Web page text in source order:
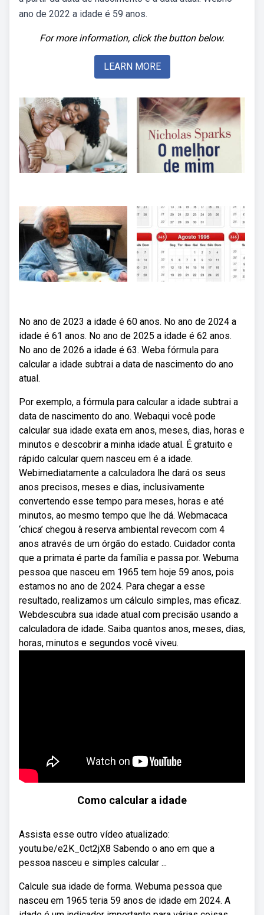
ano de 2022 a idade é 59 anos.
For more information, click the button below.
LEARN MORE
No ano de 2023 a idade é 60 anos. No ano de 2024 a
idade é 61 anos. No ano de 2025 a idade é 62 anos.
No ano de 2026 a idade é 63. Weba fórmula para
calcular a idade subtrai a data de nascimento do ano
atual.
Por exemplo, a fórmula para calcular a idade subtrai a
data de nascimento do ano. Webaqui você pode
calcular sua idade exata em anos, meses, dias, horas e
minutos e descobrir a minha idade atual. É gratuito e
rápido calcular quem nasceu em é a idade.
Webimediatamente a calculadora lhe dará os seus
anos precisos, meses e dias, inclusivamente
convertendo esse tempo para meses, horas e até
minutos, ao mesmo tempo que lhe dá. Webmacaca
‘chica’ chegou à reserva ambiental revecom com 4
anos através de um órgão do estado. Cuidador conta
que a primata é parte da família e passa por. Webuma
pessoa que nasceu em 1965 tem hoje 59 anos, pois
estamos no ano de 2024. Para chegar a esse
resultado, realizamos um cálculo simples, mas eficaz.
Webdescubra sua idade atual com precisão usando a
calculadora de idade. Saiba quantos anos, meses, dias,
horas, minutos e segundos você viveu.
Como calcular a idade
Assista esse outro vídeo atualizado:
youtu.be/e2K_0ct2jX8 Sabendo o ano em que a
pessoa nasceu e simples calcular ...
Calcule sua idade de forma. Webuma pessoa que
nasceu em 1965 teria 59 anos de idade em 2024. A